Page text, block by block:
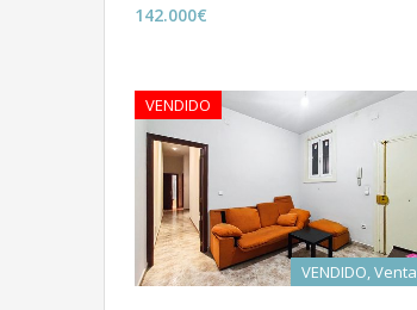
142.000€
VENDIDO
VENDIDO, Venta